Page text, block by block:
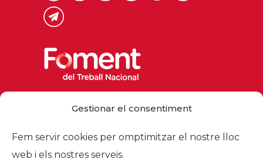
Gestionar el consentiment
Fem servir cookies per omptimitzar el nostre lloc
web i els nostres serveis.
foment@foment.com